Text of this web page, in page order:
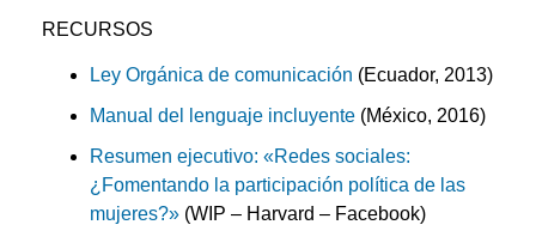
RECURSOS
Ley Orgánica de comunicación (Ecuador, 2013)
Manual del lenguaje incluyente (México, 2016)
Resumen ejecutivo: «Redes sociales:
¿Fomentando la participación política de las
mujeres?» (WIP – Harvard – Facebook)